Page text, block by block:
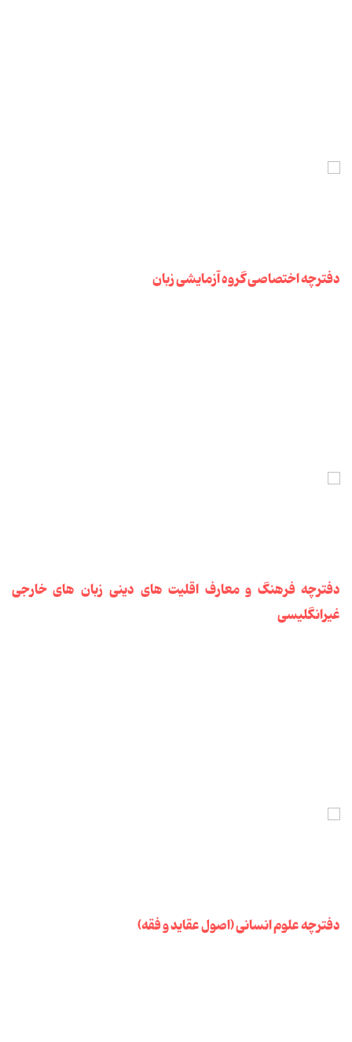
دفترچه اختصاصی گروه آزمایشی زبان
دفترچه فرهنگ و معارف اقلیت های دینی زبان های خارجی
غیرانگلیسی
دفترچه علوم انسانی (اصول عقاید و فقه)